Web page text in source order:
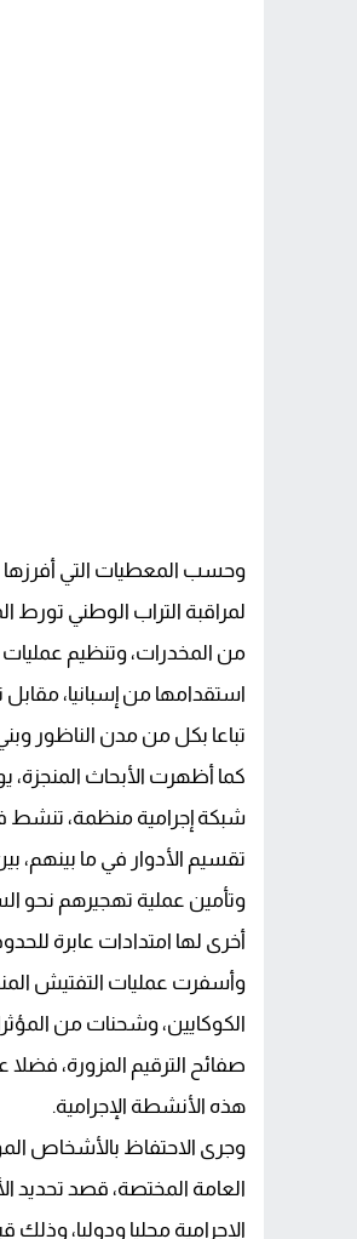
وحسب المعطيات التي أفرزها
لمراقبة التراب الوطني
من المخدرات، وتنظيم
استقدامها من إسبانيا،
تباعا بكل من مدن الناظور
كما أظهرت الأبحاث المنجزة،
شبكة إجرامية منظمة، تنشط
تقسيم الأدوار في ما بينهم،
وتأمين عملية تهجيرهم نحو
أخرى لها امتدادات عابرة
الكوكايين، وشحنات من
صفائح الترقيم المزورة،
هذه الأنشطة الإجرامية.
وجرى الاحتفاظ بالأشخاص
العامة المختصة، قصد تحديد
الإجرامية محليا ودوليا،